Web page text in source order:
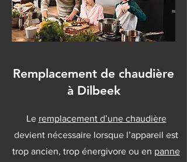
Remplacement de chaudière
à Dilbeek
Le remplacement d’une chaudière
devient nécessaire lorsque l’appareil est
trop ancien, trop énergivore ou en panne